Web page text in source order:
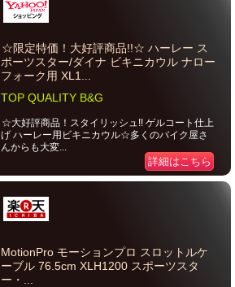
☆限定特価！大好評商品!!☆ ハーレー ス
ポーツスター/ダイナ ビキニカウル ナロー
フォーク用 XL1...
TOP QUALITY B&G
☆大好評商品！スタイリッシュ!! ゲルコート仕上
げ ハーレー用ビキニカウル☆多くのバイク屋さ
んからも大変...
詳細はこちら
MotionPro モーションプロ スロットルケ
ーブル 76.5cm XLH1200 スポーツスタ
ー・...